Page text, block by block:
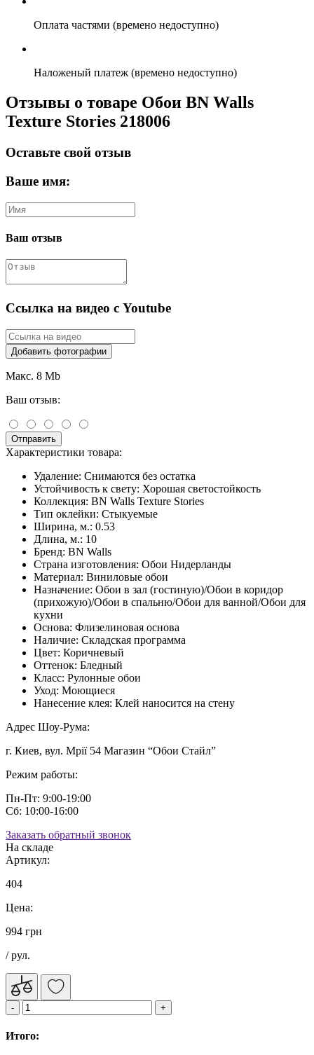
Оплата частями (времено недоступно)
Наложеный платеж (времено недоступно)
Отзывы о товаре Обои BN Walls
Texture Stories 218006
Оставьте свой отзыв
Ваше имя:
Ваш отзыв
Ссылка на видео с Youtube
Добавить фотографии
Макс. 8 Mb
Ваш отзыв:
Отправить
Характеристики товара:
Удаление: Снимаются без остатка
Устойчивость к свету: Хорошая светостойкость
Коллекция: BN Walls Texture Stories
Тип оклейки: Стыкуемые
Ширина, м.: 0.53
Длина, м.: 10
Бренд: BN Walls
Страна изготовления: Обои Нидерланды
Материал: Виниловые обои
Назначение: Обои в зал (гостиную)/Обои в коридор
(прихожую)/Обои в спальню/Обои для ванной/Обои для
кухни
Основа: Флизелиновая основа
Наличие: Складская программа
Цвет: Коричневый
Оттенок: Бледный
Класс: Рулонные обои
Уход: Моющиеся
Нанесение клея: Клей наносится на стену
Адрес Шоу-Рума:
г. Киев, вул. Мрії 54 Магазин “Обои Стайл”
Режим работы:
Пн-Пт: 9:00-19:00
Сб: 10:00-16:00
Заказать обратный звонок
На складе
Артикул:
404
Цена:
994 грн
/ рул.
Итого: